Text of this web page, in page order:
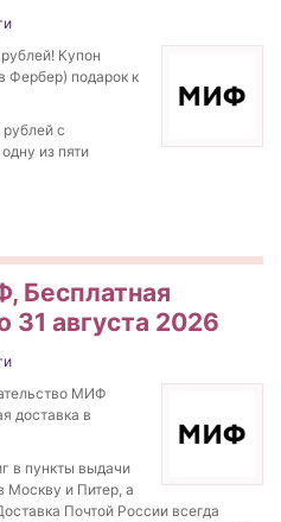
Купон
подарок к
с
из пяти
Бесплатная
31 августа 2026
МИФ
доставка в
в пункты выдачи
Москву и Питер, а
Почтой России всегда